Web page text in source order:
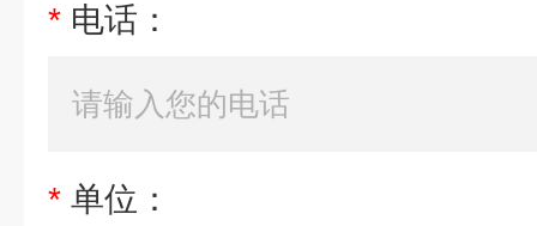
* 电话：
* 单位：